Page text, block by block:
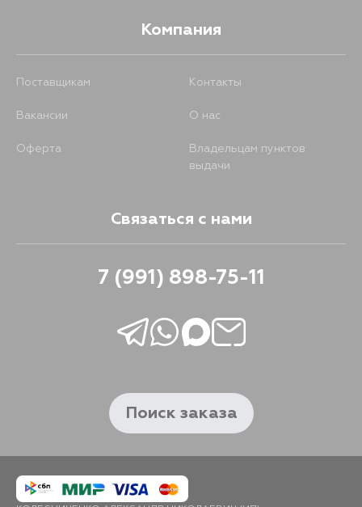
Компания
Поставщикам Контакты
Вакансии О нас
Оферта
Владельцам пунктов
выдачи
Связаться с нами
7 (991) 898-75-11
Поиск заказа